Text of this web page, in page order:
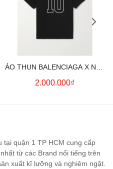
ÁO THUN BALENCIAGA X NBA
LOGO COTTON JERSEY T-
2.000.000₫
tại quận 1 TP HCM cung cấp
từ các Brand nổi tiếng trên
xuất kĩ lưỡng và nghiêm ngặt.